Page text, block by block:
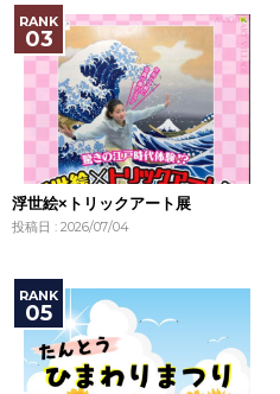
浮世絵×トリックアート展
投稿日 : 2026/07/04